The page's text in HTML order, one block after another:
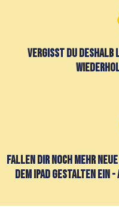
vergisst du deshalb
fallen dir noch mehr
dem iPad gestalten ein